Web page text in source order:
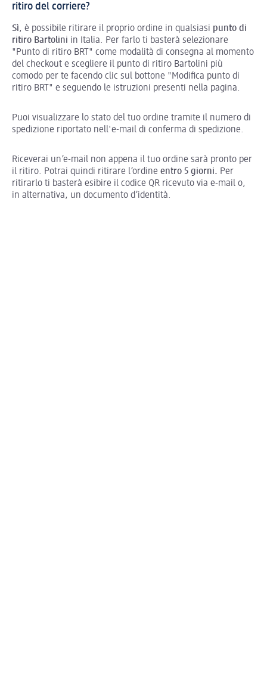
ritiro del corriere?
Sì, è possibile ritirare il proprio ordine in qualsiasi punto di
ritiro Bartolini in Italia. Per farlo ti basterà selezionare
"Punto di ritiro BRT" come modalità di consegna al momento
del checkout e scegliere il punto di ritiro Bartolini più
comodo per te facendo clic sul bottone "Modifica punto di
ritiro BRT" e seguendo le istruzioni presenti nella pagina.
Puoi visualizzare lo stato del tuo ordine tramite il numero di
spedizione riportato nell'e-mail di conferma di spedizione.
Riceverai un’e-mail non appena il tuo ordine sarà pronto per
il ritiro. Potrai quindi ritirare l’ordine entro 5 giorni. Per
ritirarlo ti basterà esibire il codice QR ricevuto via e-mail o,
in alternativa, un documento d’identità.